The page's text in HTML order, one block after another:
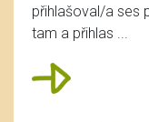
přihlašoval/a ses
tam a přihlas ...